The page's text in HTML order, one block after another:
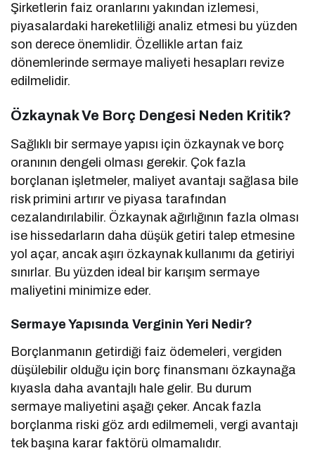
Şirketlerin faiz oranlarını yakından izlemesi,
piyasalardaki hareketliliği analiz etmesi bu yüzden
son derece önemlidir. Özellikle artan faiz
dönemlerinde sermaye maliyeti hesapları revize
edilmelidir.
Özkaynak Ve Borç Dengesi Neden Kritik?
Sağlıklı bir sermaye yapısı için özkaynak ve borç
oranının dengeli olması gerekir. Çok fazla
borçlanan işletmeler, maliyet avantajı sağlasa bile
risk primini artırır ve piyasa tarafından
cezalandırılabilir. Özkaynak ağırlığının fazla olması
ise hissedarların daha düşük getiri talep etmesine
yol açar, ancak aşırı özkaynak kullanımı da getiriyi
sınırlar. Bu yüzden ideal bir karışım sermaye
maliyetini minimize eder.
Sermaye Yapısında Verginin Yeri Nedir?
Borçlanmanın getirdiği faiz ödemeleri, vergiden
düşülebilir olduğu için borç finansmanı özkaynağa
kıyasla daha avantajlı hale gelir. Bu durum
sermaye maliyetini aşağı çeker. Ancak fazla
borçlanma riski göz ardı edilmemeli, vergi avantajı
tek başına karar faktörü olmamalıdır.